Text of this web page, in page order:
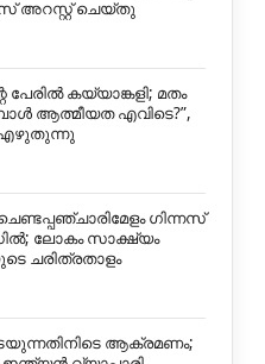
അറസ്റ്റ് ചെയ്തു
പേരിൽ കയ്യാങ്കളി; മതം
ആത്മീയത എവിടെ?”,
എഴുതുന്നു
ഗിന്നസ്
ലോകം സാക്ഷ്യം
ചരിത്രതാളം
ആക്രമണം;